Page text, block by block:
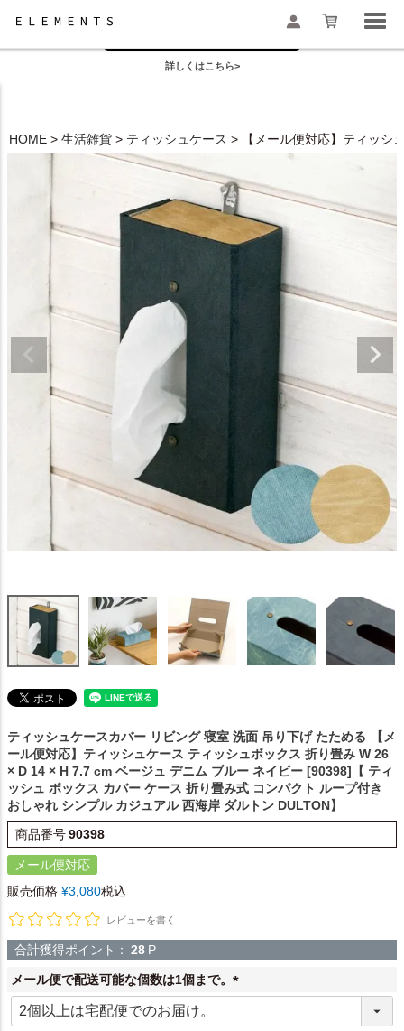
お盆の模様替えは今がおすすめ！
詳しくはこちら>
HOME 生活雑貨 ティッシュケース 【メール便対応】ティッ
ティッシュケースカバー リビング 寝室 洗面 吊り下げ たためる
【メ
ール便対応】ティッシュケース ティッシュボックス 折り畳み W 26
× D 14 × H 7.7 cm ベージュ デニム ブルー ネイビー [90398]【 ティ
ッシュ ボックス カバー ケース 折り畳み式 コンパクト ループ付き
おしゃれ シンプル カジュアル 西海岸 ダルトン DULTON】
商品番号90398
メール便対応
販売価格 ¥3,080税込
レビューを書く
合計獲得ポイント： 28 P
メール便で配送可能な個数は1個まで。
(